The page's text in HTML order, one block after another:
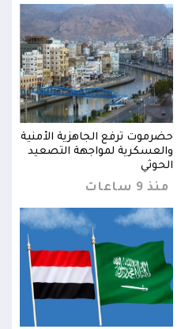
حضرموت ترفع الجاهزية الأمنية
والعسكرية لمواجهة التصعيد
الحوثي
منذ 9 ساعات